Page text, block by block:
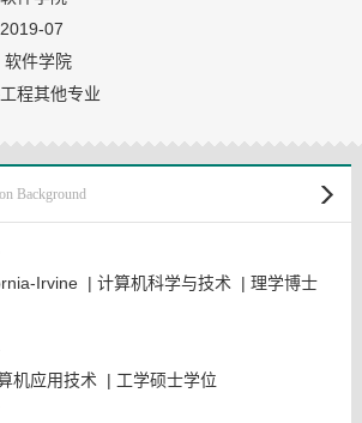
2019-07
软件学院
程其他专业
Background
Irvine | 计算机科学与技术 | 理学博士
机应用技术 | 工学硕士学位